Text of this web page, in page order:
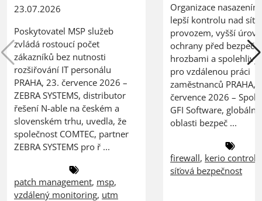
23.07.2026
Poskytovatel MSP služeb
zvládá rostoucí počet
zákazníků bez nutnosti
rozšiřování IT personálu
PRAHA, 23. července 2026 –
ZEBRA SYSTEMS, distributor
řešení N-able na českém a
slovenském trhu, uvedla, že
společnost COMTEC, partner
ZEBRA SYSTEMS pro ř ...
patch management, msp,
vzdálený monitoring, utm
Organizace
lepší kontrolu nad
provozem, vyšší
ochrany před
hrozbami a spolehlivý
pro vzdálenou práci
zaměstnanců PRAHA,
července 2026 –
GFI Software,
oblasti bezpeč ...
firewall, kerio control
síťová bezpečnost